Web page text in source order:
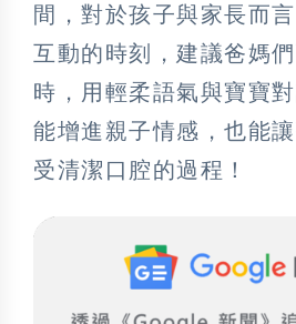
間，對於孩子與家長而
互動的時刻，建議爸媽
時，用輕柔語氣與寶寶
能增進親子情感，也能
受清潔口腔的過程！